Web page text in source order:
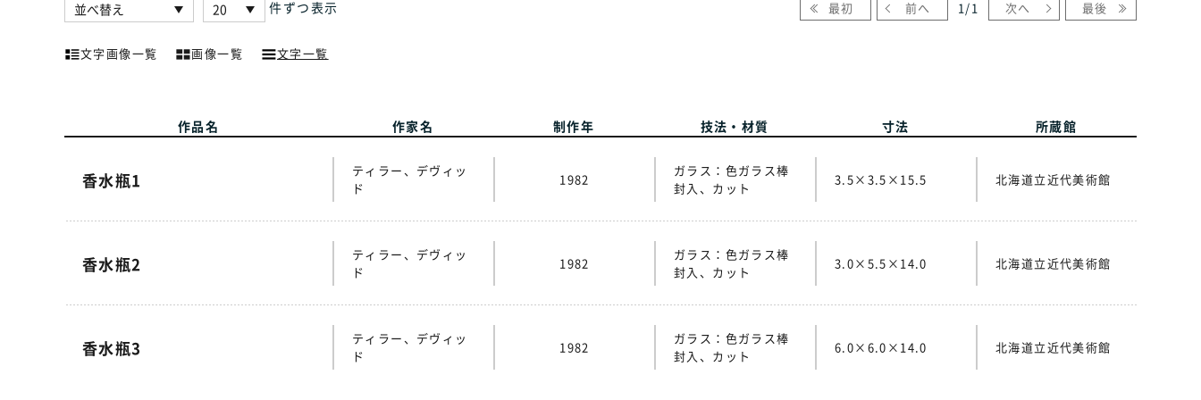
件ずつ表示 最初 前へ 1/1 次へ 最後
文字画像一覧 画像一覧 文字一覧
作品名 作家名 制作年 技法・材質 寸法 所蔵館
香水瓶1
ティラー、デヴィッ
ド
1982
ガラス：色ガラス棒
封入、カット
3.5×3.5×15.5 北海道立近代美術館
香水瓶2
ティラー、デヴィッ
ド
1982
ガラス：色ガラス棒
封入、カット
3.0×5.5×14.0 北海道立近代美術館
香水瓶3
ティラー、デヴィッ
ド
1982
ガラス：色ガラス棒
封入、カット
6.0×6.0×14.0 北海道立近代美術館